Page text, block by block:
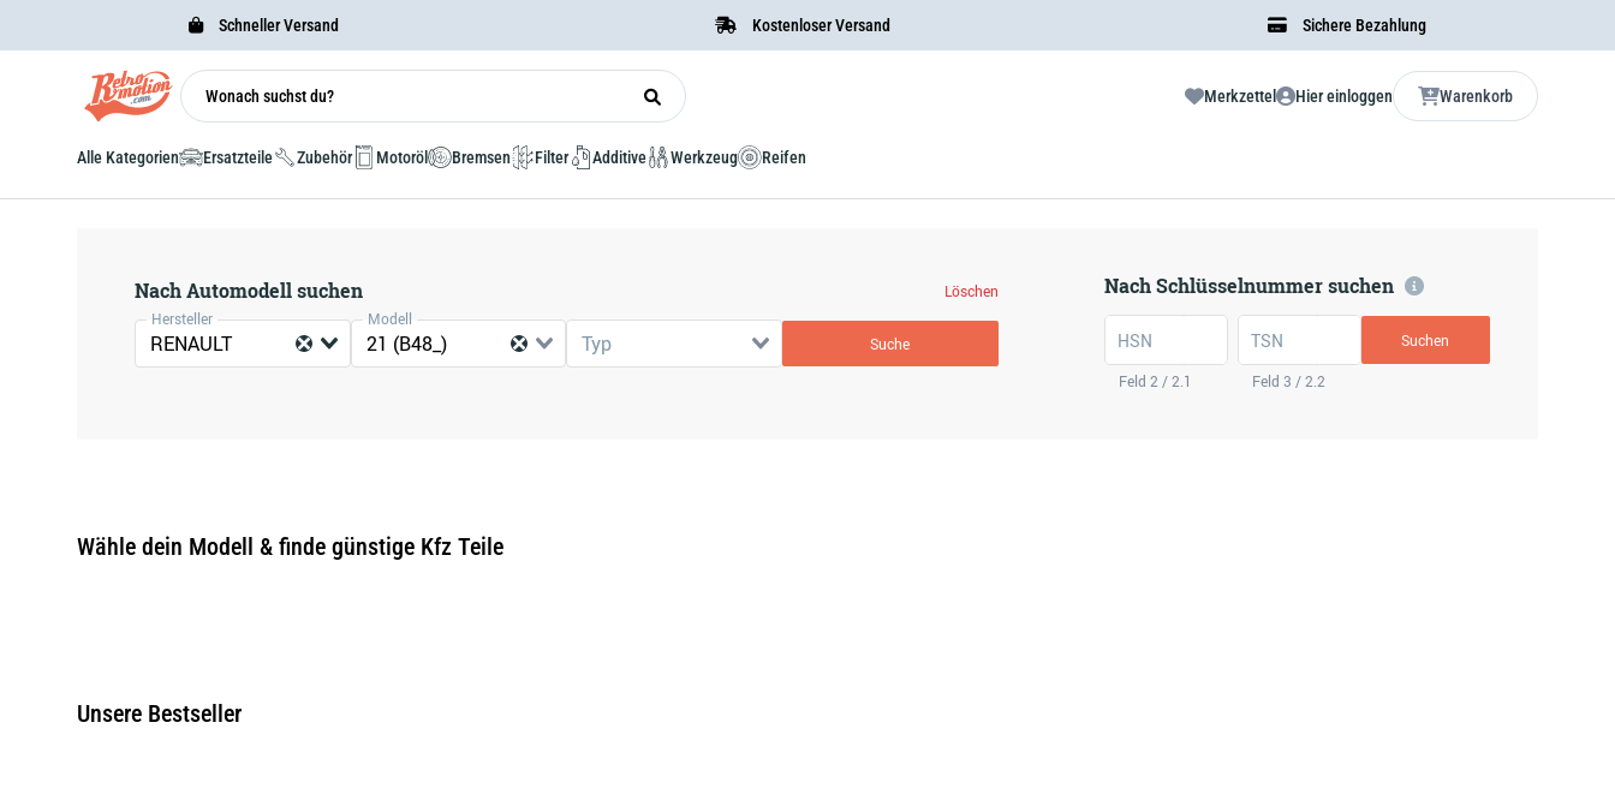
Schneller Versand Kostenloser Versand Sichere Bezahlung
Merkzettel Hier einloggen Warenkorb
Alle Kategorien Ersatzteile Zubehör Motoröl Bremsen Filter Additive Werkzeug Reifen
Nach Automodell suchen
Löschen
Hersteller
RENAULT
Modell
21 (B48_) Typ Suche
Nach Schlüsselnummer suchen
HSN
Feld 2 / 2.1
TSN
Feld 3 / 2.2
Suchen
Wähle dein Modell & finde günstige Kfz Teile
Unsere Bestseller